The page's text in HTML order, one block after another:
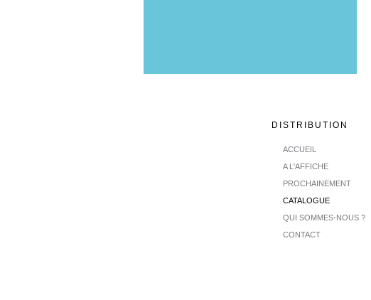
DISTRIBUTION
ACCUEIL
A L'AFFICHE
PROCHAINEMENT
CATALOGUE
QUI SOMMES-NOUS ?
CONTACT